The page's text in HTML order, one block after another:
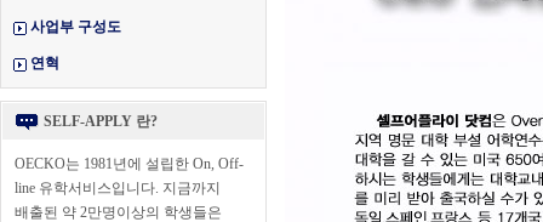
사업부 구성도
연혁
SELF-APPLY 란?
OECKO는 1981년에 설립한 On, Off-
line 유학서비스입니다. 지금까지
배출된 약 2만명이상의 학생들은